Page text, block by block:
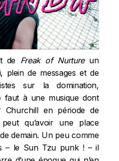
de Freak of Nurtureun
plein de messages et de
sur la domination,
faut à une musique dont
Churchill en période de
qu’avoir une place
demain. Un peu comme
– le Sun Tzu punk !– il